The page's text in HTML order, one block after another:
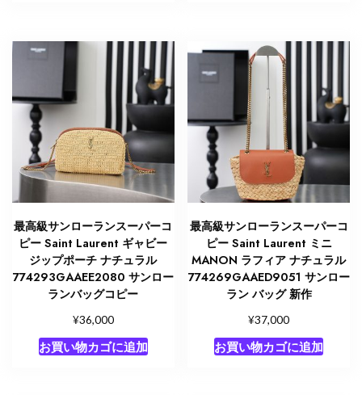
最高級サンローランスーパーコ
ピー Saint Laurent ギャビー
ジップポーチ ナチュラル
774293GAAEE2080 サンロー
ランバッグコピー
¥36,000
お買い物カゴに追加
最高級サンローランスーパーコ
ピー Saint Laurent ミニ
MANON ラフィア ナチュラル
774269GAAED9051 サンロー
ラン バッグ 新作
¥37,000
お買い物カゴに追加